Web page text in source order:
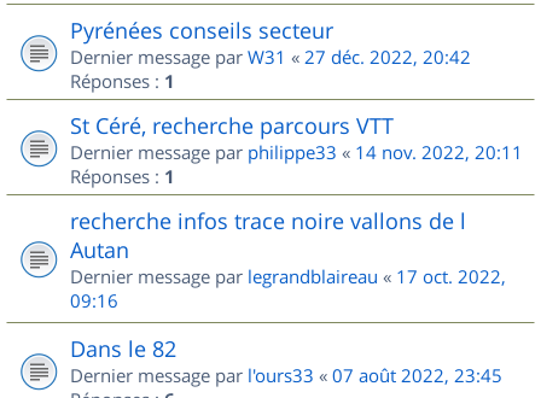
Pyrénées conseils secteur
Dernier message par W31 « 27 déc. 2022, 20:42
Réponses : 1
St Céré, recherche parcours VTT
Dernier message par philippe33 « 14 nov. 2022, 20:11
Réponses : 1
recherche infos trace noire vallons de l
Autan
Dernier message par legrandblaireau « 17 oct. 2022,
09:16
Dans le 82
Dernier message par l'ours33 « 07 août 2022, 23:45